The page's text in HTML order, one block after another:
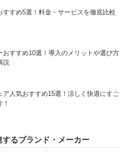
すすめ5選！料金・サービスを徹底比較
おすすめ10選！導入のメリットや選び方
説
ア人気おすすめ15選！涼しく快適にすご
るブランド・メーカー